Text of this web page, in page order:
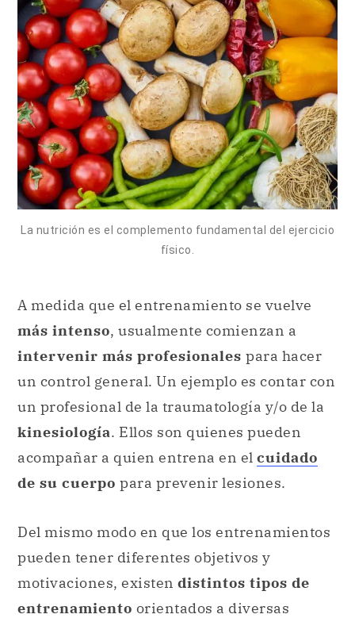
La nutrición es el complemento fundamental del ejercicio
físico.
A medida que el entrenamiento se vuelve
más intenso, usualmente comienzan a
intervenir más profesionales para hacer
un control general. Un ejemplo es contar con
un profesional de la traumatología y/o de la
kinesiología. Ellos son quienes pueden
acompañar a quien entrena en el cuidado
de su cuerpo para prevenir lesiones.
Del mismo modo en que los entrenamientos
pueden tener diferentes objetivos y
motivaciones, existen distintos tipos de
entrenamiento orientados a diversas